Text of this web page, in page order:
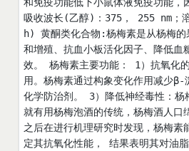
和免疫功能低下小鼠体液免疫功能
吸收波长(乙醇)：375， 255 nm
h) 黄酮类化合物:杨梅素是从杨梅的
和增殖、抗血小板活化因子、降低血
效。 杨梅素主要功能： 1）抗氧化
用。杨梅素通过构象变化作用减少
化学防治剂。 3）降低神经毒性：
就有用杨梅泡酒的传统，杨梅酒人口
之后在进行机理研究时发现，杨梅
定其抗氧化性能， 结果表明其对油